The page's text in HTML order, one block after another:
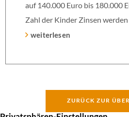
auf 140.000 Euro bis 180.000
Zahl der Kinder Zinsen
Bundes verbilligt: Heutiger
Zinsbindung Antragstellende
Förderzusage / Sanierung in
weiterlesen
ZURÜCK ZUR